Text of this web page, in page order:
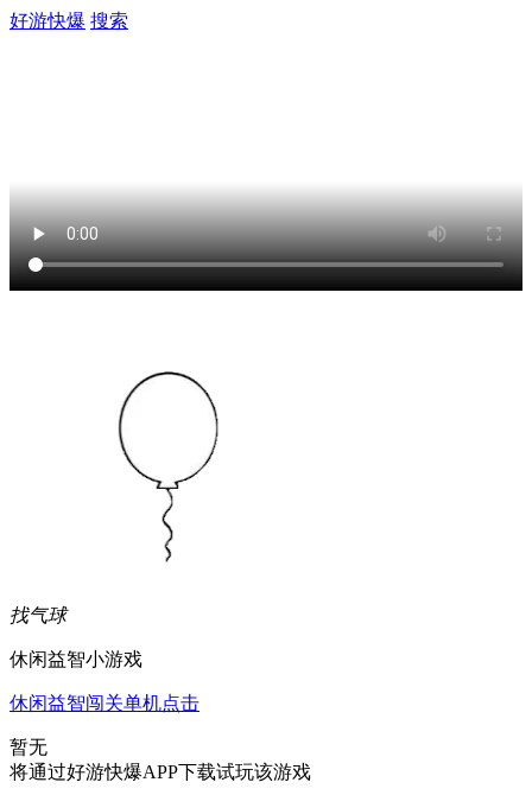
好游快爆 搜索
找气球
休闲益智小游戏
休闲益智闯关单机点击
暂无
将通过好游快爆APP下载试玩该游戏